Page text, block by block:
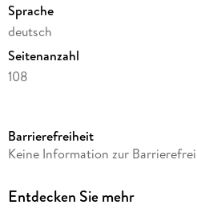
Sprache
deutsch
Seitenanzahl
108
Autor/Autorin
Verlag/Hersteller
Barrierefreiheit
Keine Information zur
Entdecken Sie mehr